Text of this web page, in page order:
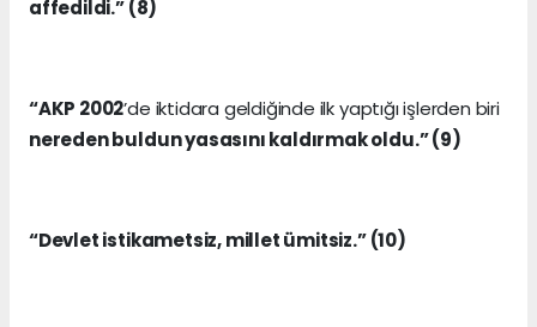
affedildi.” (8)
“AKP 2002’de iktidara geldiğinde ilk yaptığı işlerden biri
nereden buldun yasasını kaldırmak oldu.” (9)
“Devlet istikametsiz, millet ümitsiz.” (10)